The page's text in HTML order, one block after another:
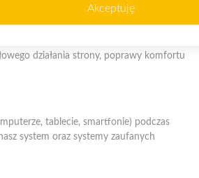
Akceptuję
działania strony, poprawy komfortu
tablecie, smartfonie) podczas
system oraz systemy zaufanych